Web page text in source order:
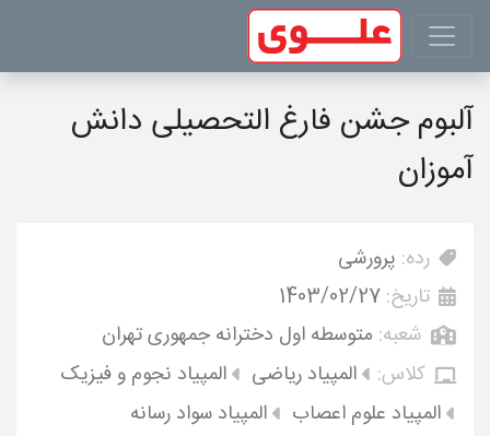
آلبوم جشن فارغ التحصیلی دانش
آموزان
رده: پرورشی
تاریخ: 1403/02/27
شعبه: متوسطه اول دخترانه جمهوری تهران
کلاس:
المپیاد ریاضی
المپیاد نجوم و فیزیک
المپیاد علوم اعصاب
المپیاد سواد رسانه